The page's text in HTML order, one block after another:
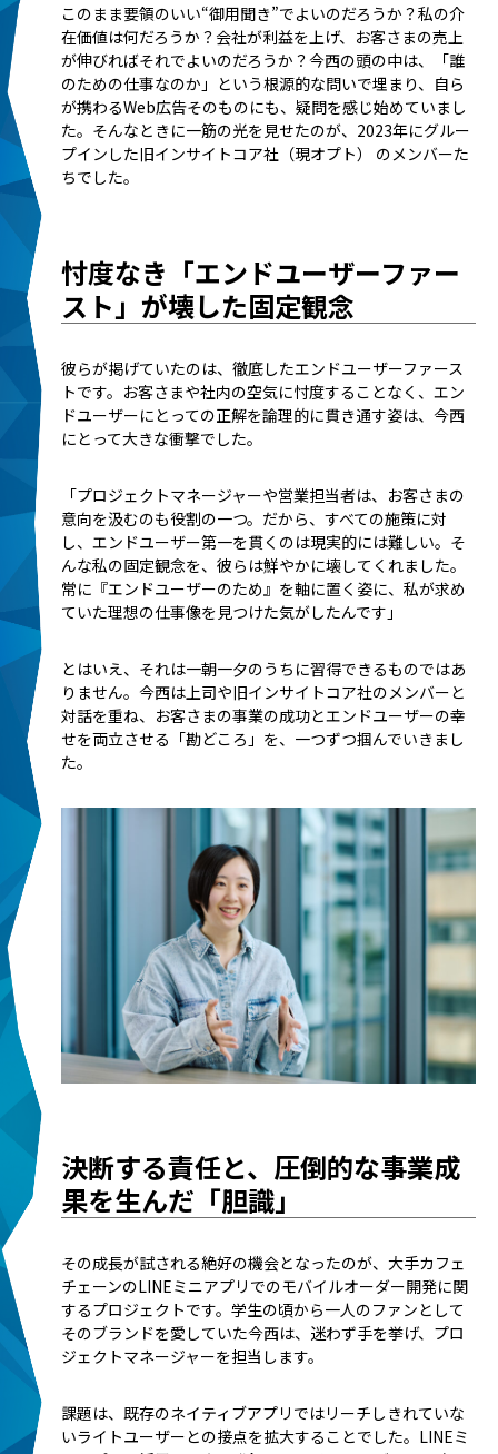
このまま要領のいい“御用聞き”でよいのだろうか？私の介
在価値は何だろうか？会社が利益を上げ、お客さまの売上
が伸びればそれでよいのだろうか？今西の頭の中は、「誰
のための仕事なのか」という根源的な問いで埋まり、自ら
が携わるWeb広告そのものにも、疑問を感じ始めていまし
た。そんなときに一筋の光を見せたのが、2023年にグルー
プインした旧インサイトコア社（現オプト） のメンバーた
ちでした。
忖度なき「エンドユーザーファー
スト」が壊した固定観念
彼らが掲げていたのは、徹底したエンドユーザーファース
トです。お客さまや社内の空気に忖度することなく、エン
ドユーザーにとっての正解を論理的に貫き通す姿は、今西
にとって大きな衝撃でした。
「プロジェクトマネージャーや営業担当者は、お客さまの
意向を汲むのも役割の一つ。だから、すべての施策に対
し、エンドユーザー第一を貫くのは現実的には難しい。そ
んな私の固定観念を、彼らは鮮やかに壊してくれました。
常に『エンドユーザーのため』を軸に置く姿に、私が求め
ていた理想の仕事像を見つけた気がしたんです」
とはいえ、それは一朝一夕のうちに習得できるものではあ
りません。今西は上司や旧インサイトコア社のメンバーと
対話を重ね、お客さまの事業の成功とエンドユーザーの幸
せを両立させる「勘どころ」を、一つずつ掴んでいきまし
た。
決断する責任と、圧倒的な事業成
果を生んだ「胆識」
その成長が試される絶好の機会となったのが、大手カフェ
チェーンのLINEミニアプリでのモバイルオーダー開発に関
するプロジェクトです。学生の頃から一人のファンとして
そのブランドを愛していた今西は、迷わず手を挙げ、プロ
ジェクトマネージャーを担当します。
課題は、既存のネイティブアプリではリーチしきれていな
いライトユーザーとの接点を拡大することでした。LINEミ